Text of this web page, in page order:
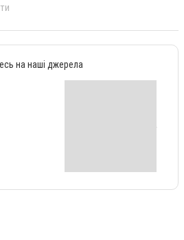
на наші джерела